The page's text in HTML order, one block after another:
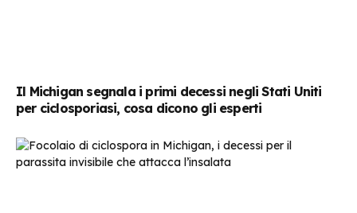
Il Michigan segnala i primi decessi negli Stati Uniti
per ciclosporiasi, cosa dicono gli esperti